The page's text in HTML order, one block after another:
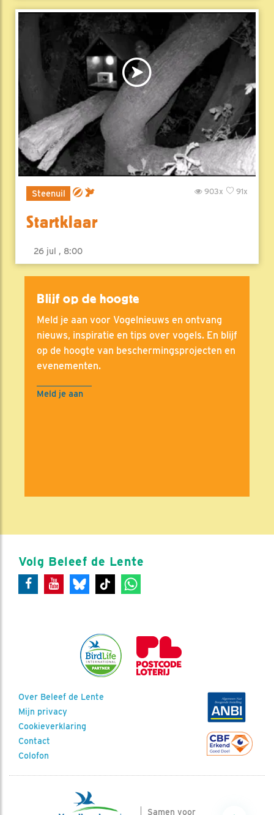
Steenuil 91x
903x
Startklaar
26 jul , 8:00
Blijf op de hoogte
Meld je aan voor Vogelnieuws en ontvang
nieuws, inspiratie en tips over vogels. En blijf
op de hoogte van beschermingsprojecten en
evenementen.
Meld je aan
Volg Beleef de Lente
Over Beleef de Lente
Mijn privacy
Cookieverklaring
Contact
Colofon
Samen voor